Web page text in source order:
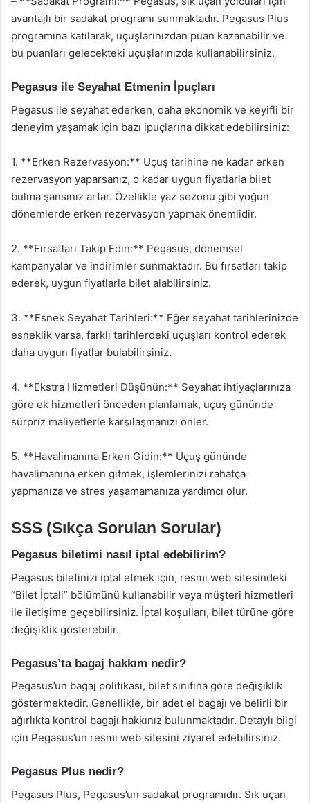
avantajlı bir sadakat programı sunmaktadır. Pegasus Plus
programına katılarak, uçuşlarınızdan puan kazanabilir ve
bu puanları gelecekteki uçuşlarınızda kullanabilirsiniz.
Pegasus ile Seyahat Etmenin İpuçları
Pegasus ile seyahat ederken, daha ekonomik ve keyifli bir
deneyim yaşamak için bazı ipuçlarına dikkat edebilirsiniz:
1. **Erken Rezervasyon:** Uçuş tarihine ne kadar erken
rezervasyon yaparsanız, o kadar uygun fiyatlarla bilet
bulma şansınız artar. Özellikle yaz sezonu gibi yoğun
dönemlerde erken rezervasyon yapmak önemlidir.
2. **Fırsatları Takip Edin:** Pegasus, dönemsel
kampanyalar ve indirimler sunmaktadır. Bu fırsatları takip
ederek, uygun fiyatlarla bilet alabilirsiniz.
3. **Esnek Seyahat Tarihleri:** Eğer seyahat tarihlerinizde
esneklik varsa, farklı tarihlerdeki uçuşları kontrol ederek
daha uygun fiyatlar bulabilirsiniz.
4. **Ekstra Hizmetleri Düşünün:** Seyahat ihtiyaçlarınıza
göre ek hizmetleri önceden planlamak, uçuş gününde
sürpriz maliyetlerle karşılaşmanızı önler.
5. **Havalimanına Erken Gidin:** Uçuş gününde
havalimanına erken gitmek, işlemlerinizi rahatça
yapmanıza ve stres yaşamamanıza yardımcı olur.
SSS (Sıkça Sorulan Sorular)
Pegasus biletimi nasıl iptal edebilirim?
Pegasus biletinizi iptal etmek için, resmi web sitesindeki
“Bilet İptali” bölümünü kullanabilir veya müşteri hizmetleri
ile iletişime geçebilirsiniz. İptal koşulları, bilet türüne göre
değişiklik gösterebilir.
Pegasus’ta bagaj hakkım nedir?
Pegasus’un bagaj politikası, bilet sınıfına göre değişiklik
göstermektedir. Genellikle, bir adet el bagajı ve belirli bir
ağırlıkta kontrol bagajı hakkınız bulunmaktadır. Detaylı bilgi
için Pegasus’un resmi web sitesini ziyaret edebilirsiniz.
Pegasus Plus nedir?
Pegasus Plus, Pegasus’un sadakat programıdır. Sık uçan